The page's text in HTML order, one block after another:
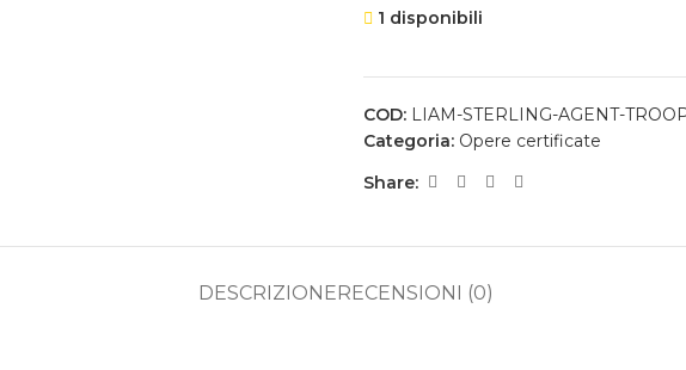
1 disponibili
COD: LIAM-STERLING-AGENT-
Categoria: Opere certificate
Share:
DESCRIZIONERECENSIONI (0)